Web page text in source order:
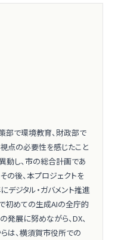
部で環境教育、財政部で
点の必要性を感じたこと
動し、市の総合計画であ
の後、本プロジェクトを
デジタル・ガバメント推進
初めての生成AIの全庁的
発展に努めながら、DX、
は、横須賀市役所での